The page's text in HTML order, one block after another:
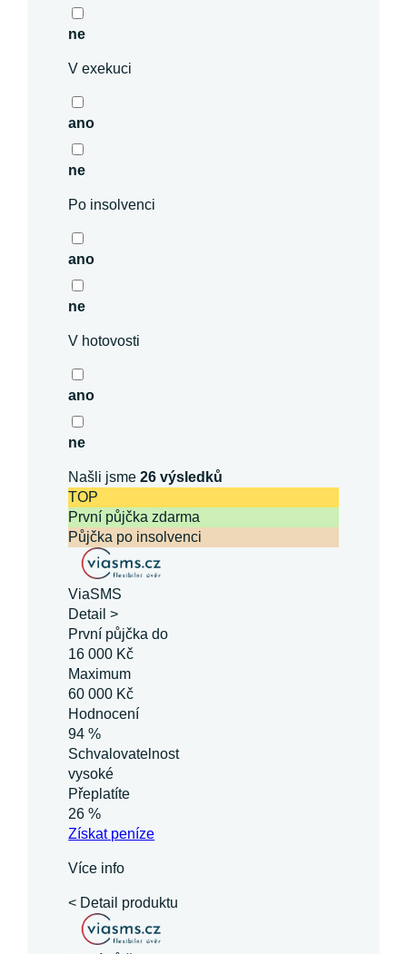
ne
V exekuci
ano
ne
Po insolvenci
ano
ne
V hotovosti
ano
ne
Našli jsme26 výsledků
TOP
První půjčka zdarma
Půjčka po insolvenci
ViaSMS
Detail >
První půjčka do
16 000 Kč
Maximum
60 000 Kč
Hodnocení
94 %
Schvalovatelnost
vysoké
Přeplatíte
26 %
Získatpeníze
Více info
< Detail produktu